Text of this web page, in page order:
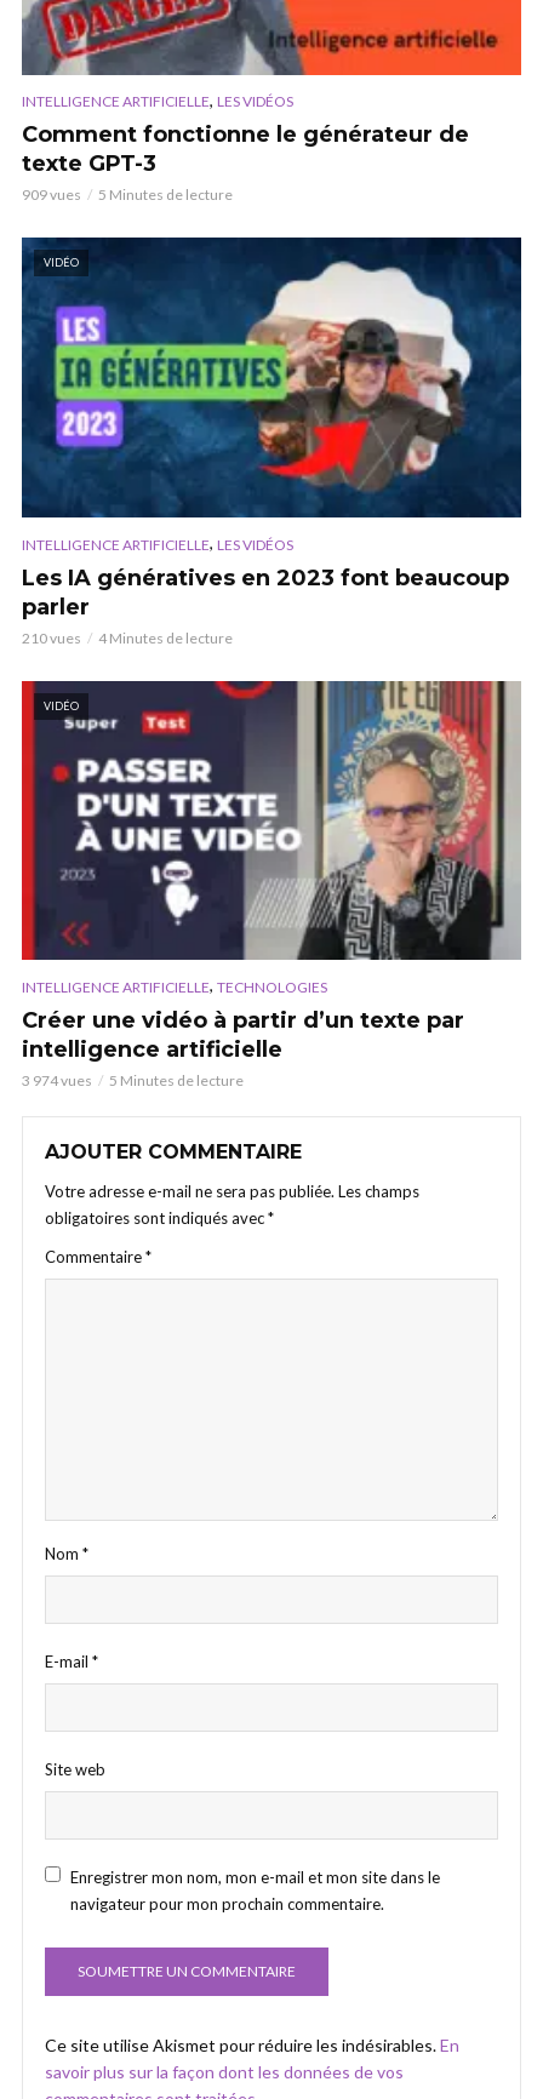
INTELLIGENCE ARTIFICIELLE, LES VIDÉOS
Comment fonctionne le générateur de
texte GPT-3
909 vues 5 Minutes de lecture
VIDÉO
INTELLIGENCE ARTIFICIELLE, LES VIDÉOS
Les IA génératives en 2023 font beaucoup
parler
210 vues 4 Minutes de lecture
VIDÉO
INTELLIGENCE ARTIFICIELLE, TECHNOLOGIES
Créer une vidéo à partir d’un texte par
intelligence artificielle
3 974 vues 5 Minutes de lecture
AJOUTER COMMENTAIRE
Votre adresse e-mail ne sera pas publiée. Les champs
obligatoires sont indiqués avec*
Commentaire*
Nom *
E-mail *
Site web
Enregistrer mon nom, mon e-mail et mon site dans le
navigateur pour mon prochain commentaire.
Ce site utilise Akismet pour réduire les indésirables.En
savoir plus sur la façon dont les données de vos